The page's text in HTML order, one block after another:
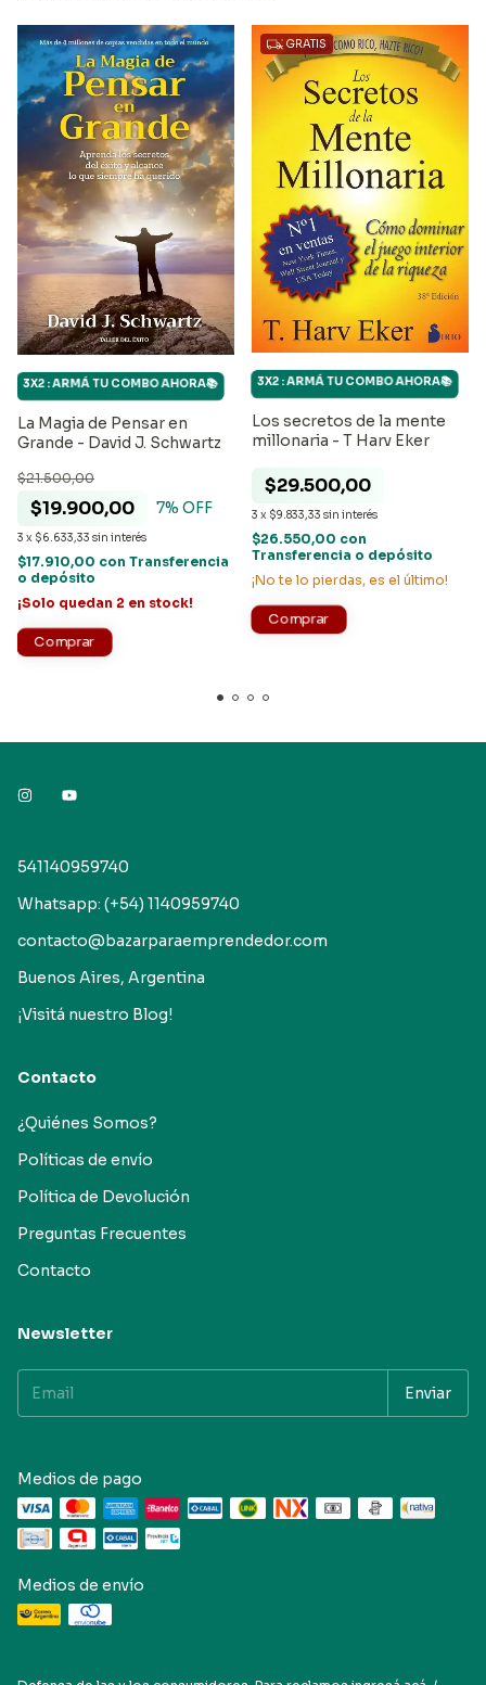
La Magia de Pensar en
Grande - David J. Schwartz
$19.900,00
$21.500,00
7% OFF
3 x $6.633,33 sin interés
3X2 : ARMÁ TU COMBO AHORA📚
$17.910,00 con Transferencia
o depósito
¡Solo quedan 2 en stock!
GRATIS
Los secretos de la mente
millonaria - T Harv Eker
$29.500,00
3 x $9.833,33 sin interés
3X2 : ARMÁ TU COMBO AHORA📚
$26.550,00 con
Transferencia o depósito
¡No te lo pierdas, es el último!
541140959740
Whatsapp: (+54) 1140959740
contacto@bazarparaemprendedor.com
Buenos Aires, Argentina
¡Visitá nuestro Blog!
Contacto
¿Quiénes Somos?
Políticas de envío
Política de Devolución
Preguntas Frecuentes
Contacto
Newsletter
Medios de pago
Medios de envío